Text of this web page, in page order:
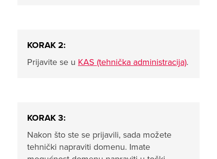
KORAK 2:
Prijavite se u KAS (tehnička administracija).
KORAK 3:
Nakon što ste se prijavili, sada možete
tehnički napraviti domenu. Imate